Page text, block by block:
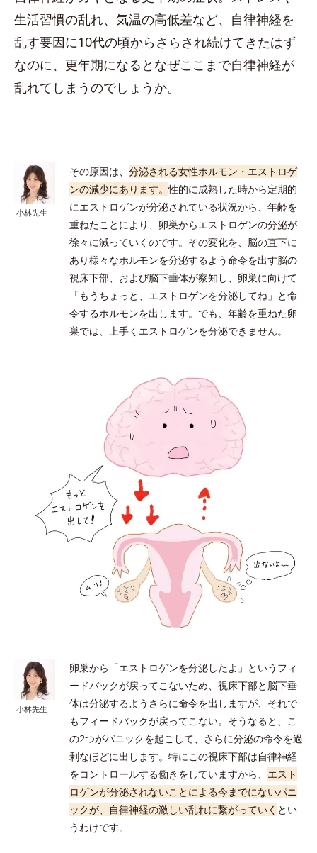
生活習慣の乱れ、気温の高低差など、自律神経を
乱す要因に10代の頃からさらされ続けてきたはず
なのに、更年期になるとなぜここまで自律神経が
乱れてしまうのでしょうか。
小林先生
その原因は、分泌される女性ホルモン・エストロゲ
ンの減少にあります。性的に成熟した時から定期的
にエストロゲンが分泌されている状況から、年齢を
重ねたことにより、卵巣からエストロゲンの分泌が
徐々に減っていくのです。その変化を、脳の直下に
あり様々なホルモンを分泌するよう命令を出す脳の
視床下部、および脳下垂体が察知し、卵巣に向けて
「もうちょっと、エストロゲンを分泌してね」と命
令するホルモンを出します。でも、年齢を重ねた卵
巣では、上手くエストロゲンを分泌できません。
小林先生
卵巣から「エストロゲンを分泌したよ」というフィ
ードバックが戻ってこないため、視床下部と脳下垂
体は分泌するようさらに命令を出しますが、それで
もフィードバックが戻ってこない。そうなると、こ
の2つがパニックを起こして、さらに分泌の命令を過
剰なほどに出します。特にこの視床下部は自律神経
をコントロールする働きをしていますから、 エスト
ロゲンが分泌されないことによる今までにないパニ
ックが、自律神経の激しい乱れに繋がっていく とい
うわけです。